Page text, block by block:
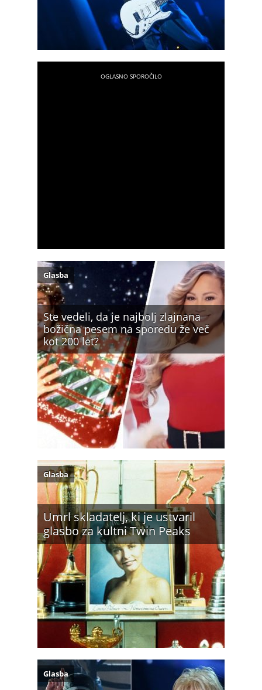
Ste vedeli, da je najbolj zlajnana
božična pesem na sporedu že več
kot 200 let?
Glasba
Umrl skladatelj, ki je ustvaril
glasbo za kultni Twin Peaks
Glasba
Glasba